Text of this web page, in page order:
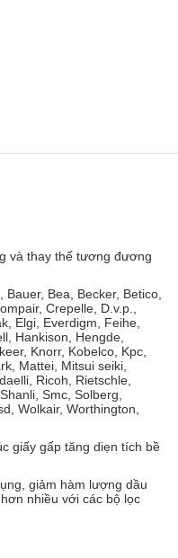
và thay thế tương đương
Bea, Becker, Betico,
Crepelle, D.v.p.,
Elgi, Everdigm, Feihe,
Hankison, Hengde,
Knorr, Kobelco, Kpc,
Mattei, Mitsui seiki,
Ricoh, Rietschle,
Smc, Solberg,
Wolkair, Worthington,
giấy gấp tăng diẹn tích bề
giảm hàm lượng dầu
nhiều với các bộ lọc